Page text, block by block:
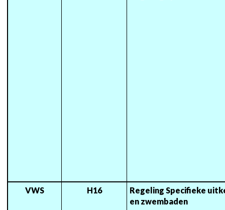
VWS H16
Regeling Specifieke
en zwembaden